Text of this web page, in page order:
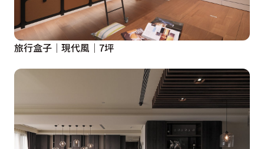
旅行盒子│現代風│7坪